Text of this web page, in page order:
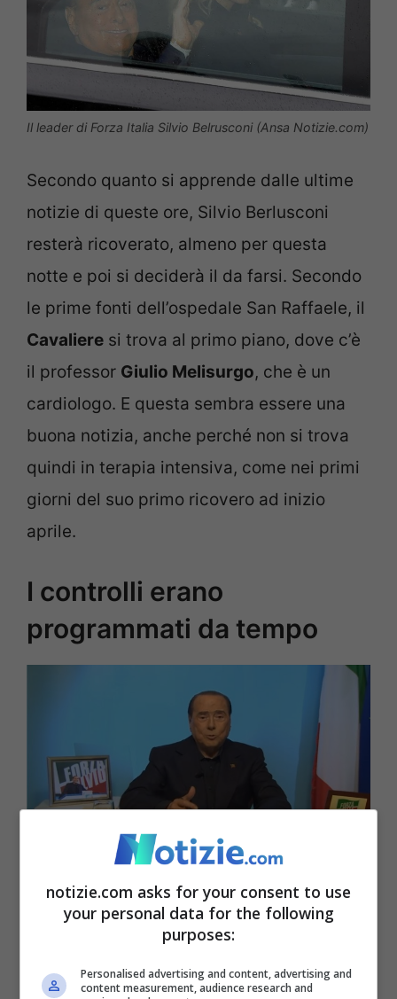
Il leader di Forza Italia Silvio Belrusconi (Ansa Notizie.com)
Secondo quanto si apprende dalle ultime
notizie di queste ore, Silvio Berlusconi
resterà ricoverato, almeno per questa
notte e poi si deciderà il da farsi. Secondo
le prime fonti dell’ospedale San Raffaele, il
Cavaliere si trova al primo piano, dove c’è
il professor Giulio Melisurgo, che è un
cardiologo. E questa sembra essere una
buona notizia, anche perché non si trova
quindi in terapia intensiva, come nei primi
giorni del suo primo ricovero ad inizio
aprile.
I controlli erano
programmati da tempo
un po’ di preoccupazione tra i suoi
notizie.com asks for your consent to use
your personal data for the following
purposes:
Personalised advertising and content, advertising and
content measurement, audience research and